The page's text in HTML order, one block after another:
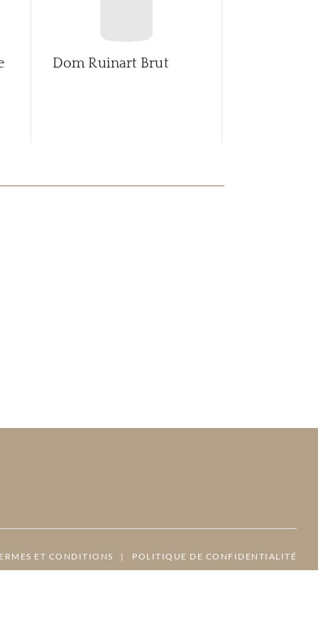
Dom Ruinart Brut
ET CONDITIONS | POLITIQUE DE CONFIDENTIALITÉ